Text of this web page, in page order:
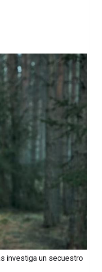
investiga un secuestro